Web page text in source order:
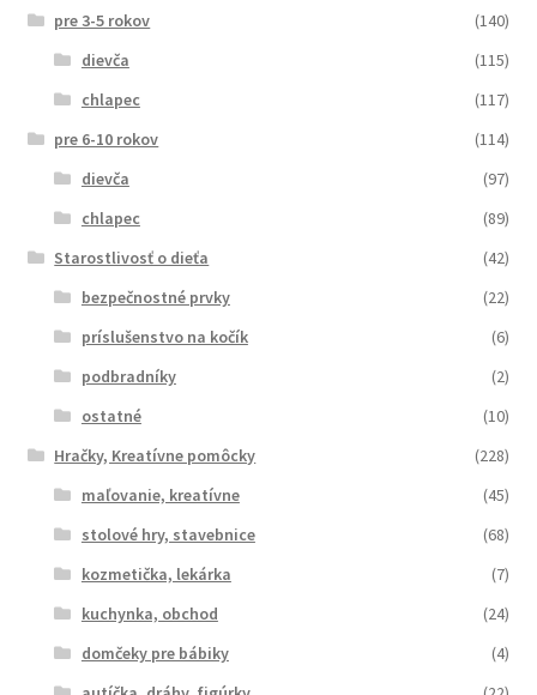
pre 3-5 rokov
(140)
dievča
(115)
chlapec
(117)
pre 6-10 rokov
(114)
dievča
(97)
chlapec
(89)
Starostlivosť o dieťa
(42)
bezpečnostné prvky
(22)
príslušenstvo na kočík
(6)
podbradníky
(2)
ostatné
(10)
Hračky, Kreatívne pomôcky
(228)
maľovanie, kreatívne
(45)
stolové hry, stavebnice
(68)
kozmetička, lekárka
(7)
kuchynka, obchod
(24)
domčeky pre bábiky
(4)